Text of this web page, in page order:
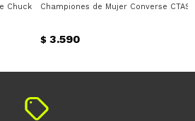
Chuck Taylor All Star Converse - Azul Marino
Championes de Mujer Converse
$ 3.590
Año
Continuar